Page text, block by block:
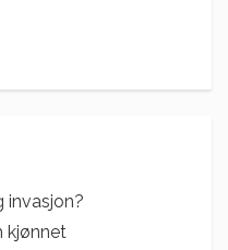
invasjon?
kjønnet